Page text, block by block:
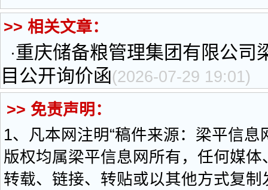
>> 相关文章：
·重庆储备粮管理集团有限公司
目公开询价函(2026-07-29 19:01)
>> 免责声明：
1、凡本网注明“稿件来源：梁平信
版权均属梁平信息网所有，任何媒
转载、链接、转贴或以其他方式复